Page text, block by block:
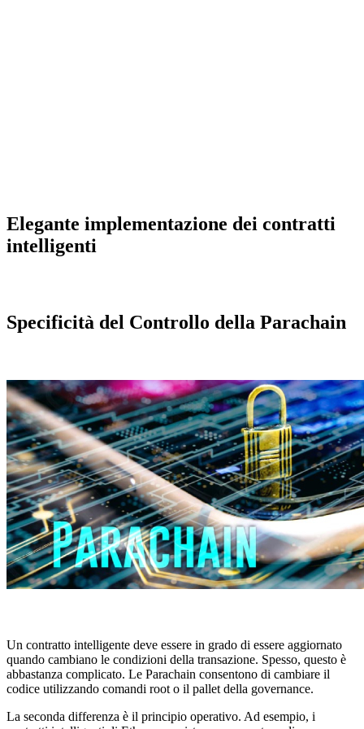
Elegante implementazione dei contratti
intelligenti
Specificità del Controllo della Parachain
Un contratto intelligente deve essere in grado di essere aggiornato
quando cambiano le condizioni della transazione. Spesso, questo è
abbastanza complicato. Le Parachain consentono di cambiare il
codice utilizzando comandi root o il pallet della governance.
La seconda differenza è il principio operativo. Ad esempio, i